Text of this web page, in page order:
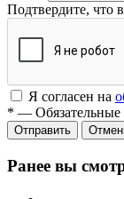
Подтвердите, что
Я согласен на
* — Обязательные
Ранее вы